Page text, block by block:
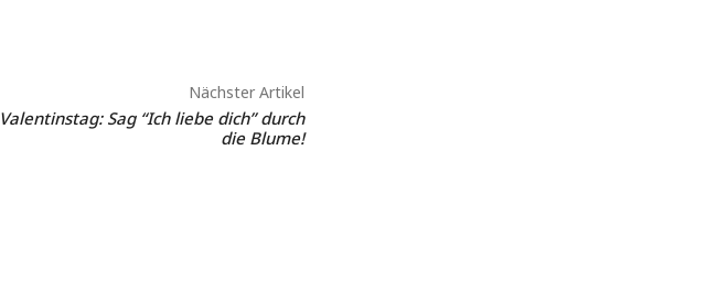
Nächster Artikel
Valentinstag: Sag “Ich liebe dich” durch
die Blume!